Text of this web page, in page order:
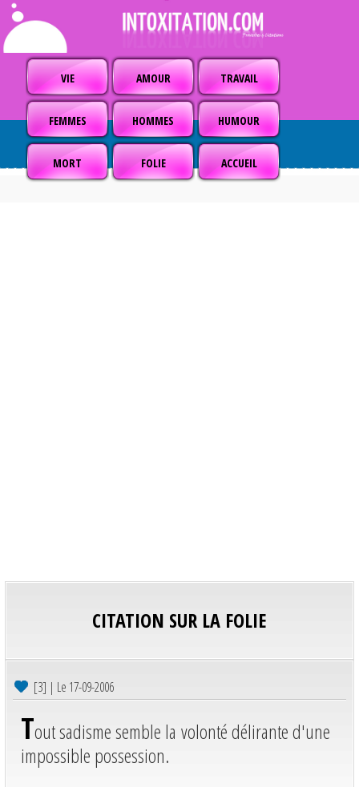
VIE AMOUR TRAVAIL
FEMMES HOMMES HUMOUR
MORT FOLIE ACCUEIL
CITATION SUR LA FOLIE
[3] | Le 17-09-2006
Tout sadisme semble la volonté délirante d'une
impossible possession.